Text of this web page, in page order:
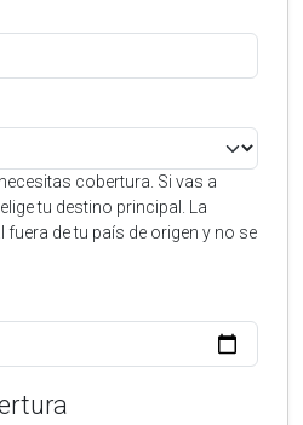
cobertura. Si vas a
tu destino principal. La
de tu país de origen y no se